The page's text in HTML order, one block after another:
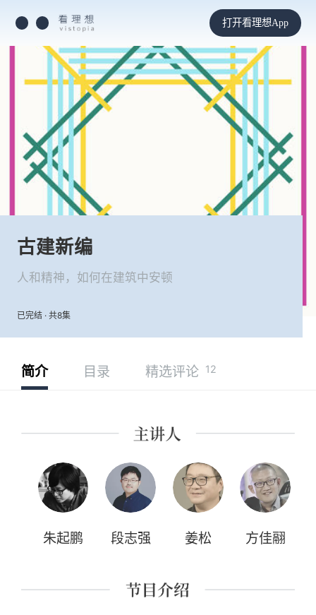
打开看理想App
古建新编
人和精神，如何在建筑中安顿
已完结 · 共8集
简介 目录 精选评论 12
朱起鹏 段志强 姜松 方佳翮